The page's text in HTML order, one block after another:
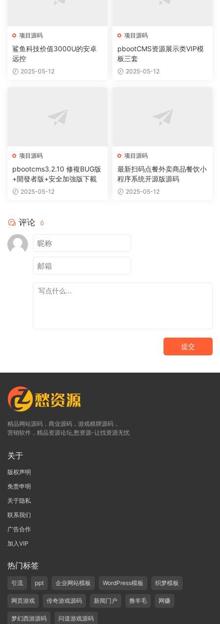
项目源码
鲨鱼科技价值3000U的安卓
远控
2025-05-12
项目源码
pbootCMS资源展示类VIP模
板三套
2025-05-12
项目源码
pbootcms3.2.10 修複BUG版
+開發者版+安全加強版下載
2025-05-12
项目源码
最新扫码点餐外卖商品餐饮小
程序系统开源版源码
2025-05-12
评论 0
提交
精品网站源码，商业源码，游戏棋牌源码，
营销软件，精品资源论坛,愁资源-让找资源无忧
关于
版权声明
免责申明
关于隐私
联系我们
广告合作
加入VIP
热门标签
引流 ppt 企业网站模板 WordPress模板 织梦模板
网页游戏 传奇游戏源码 新闻门户 撸羊毛 网赚
梦幻西游源码 问道游戏源码